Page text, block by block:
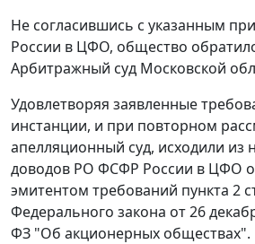
Не согласившись с указанным
России в ЦФО, общество
Арбитражный суд Московской
Удовлетворяя заявленные
инстанции, и при повторном
апелляционный суд, исходили из
доводов РО ФСФР России в ЦФО
эмитентом требований пункта 2
Федерального закона от 26
ФЗ "Об акционерных обществах".